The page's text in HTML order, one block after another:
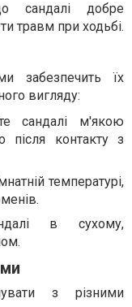
сандалі добре
травм при ходьбі.
забезпечить їх
вигляду:
сандалі м'якою
після контакту з
температурі,
в сухому,
з різними